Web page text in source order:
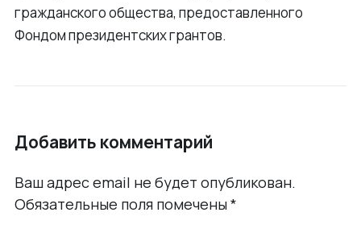
гражданского общества, предоставленного
Фондом президентских грантов.
Добавить комментарий
Ваш адрес email не будет опубликован.
Обязательные поля помечены*